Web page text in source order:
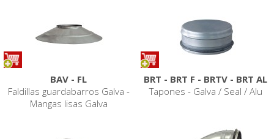
BAV - FL
Faldillas guardabarros Galva -
Mangas lisas Galva
BRT - BRT F - BRTV - BRT AL
Tapones - Galva / Seal / Alu